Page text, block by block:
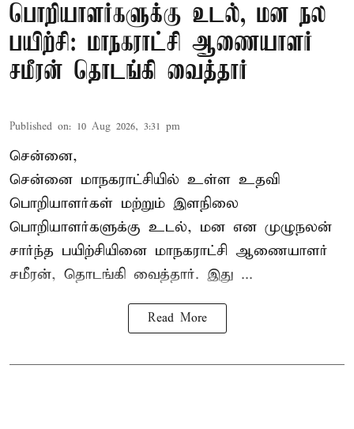
பொறியாளர்களுக்கு உடல், மன நல
பயிற்சி: மாநகராட்சி ஆணையாளர்
சமீரன் தொடங்கி வைத்தார்
Published on: 10 Aug 2026, 3:31 pm
சென்னை,
சென்னை மாநகராட்சியில் உள்ள உதவி
பொறியாளர்கள் மற்றும் இளநிலை
பொறியாளர்களுக்கு உடல், மன என முழுநலன்
சார்ந்த பயிற்சியினை மாநகராட்சி ஆணையாளர்
சமீரன், தொடங்கி வைத்தார். இது ...
Read More